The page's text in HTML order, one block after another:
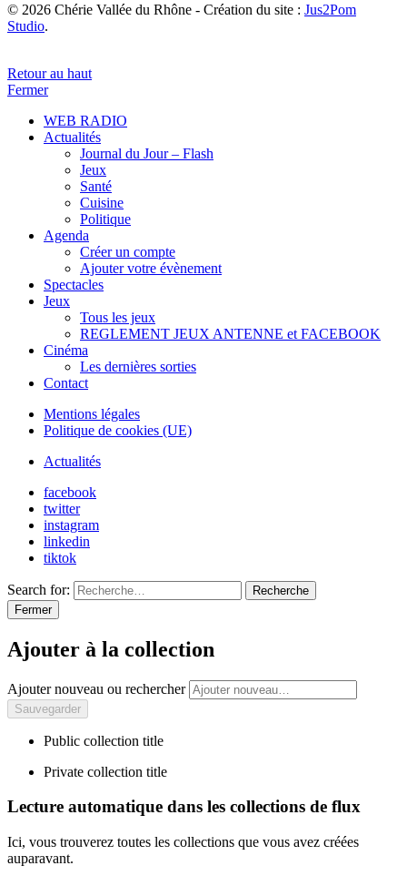
© 2026 Chérie Vallée du Rhône - Création du site : Jus2Pom
Studio.
Retour au haut
Fermer
WEB RADIO
Actualités
Journal du Jour – Flash
Jeux
Santé
Cuisine
Politique
Agenda
Créer un compte
Ajouter votre évènement
Spectacles
Jeux
Tous les jeux
REGLEMENT JEUX ANTENNE et FACEBOOK
Cinéma
Les dernières sorties
Contact
Mentions légales
Politique de cookies (UE)
Actualités
facebook
twitter
instagram
linkedin
tiktok
Search for:
Recherche
Fermer
Ajouter à la collection
Ajouter nouveau ou rechercher
Public collection title
Private collection title
Lecture automatique dans les collections de flux
Ici, vous trouverez toutes les collections que vous avez créées
auparavant.